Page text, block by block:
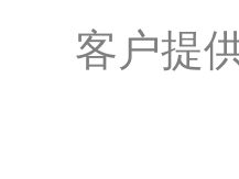
客户提